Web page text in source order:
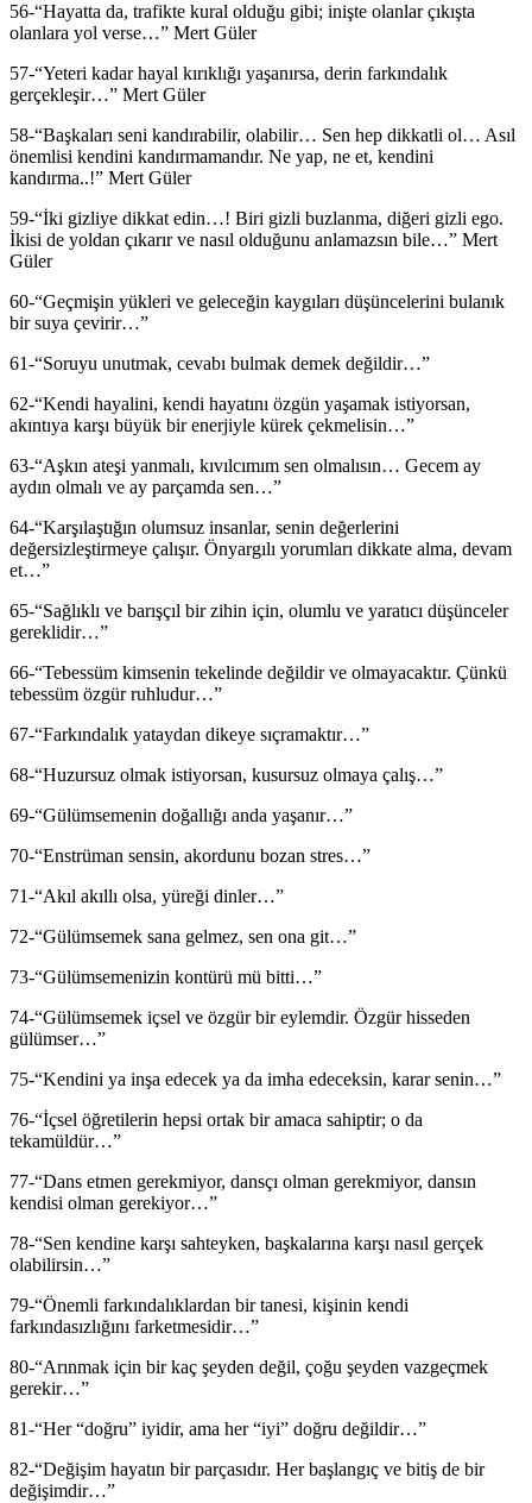
56-“Hayatta da, trafikte kural olduğu gibi; inişte olanlar çıkışta
olanlara yol verse…” Mert Güler
57-“Yeteri kadar hayal kırıklığı yaşanırsa, derin farkındalık
gerçekleşir…” Mert Güler
58-“Başkaları seni kandırabilir, olabilir… Sen hep dikkatli ol… Asıl
önemlisi kendini kandırmamandır. Ne yap, ne et, kendini
kandırma..!” Mert Güler
59-“İki gizliye dikkat edin…! Biri gizli buzlanma, diğeri gizli ego.
İkisi de yoldan çıkarır ve nasıl olduğunu anlamazsın bile…” Mert
Güler
60-“Geçmişin yükleri ve geleceğin kaygıları düşüncelerini bulanık
bir suya çevirir…”
61-“Soruyu unutmak, cevabı bulmak demek değildir…”
62-“Kendi hayalini, kendi hayatını özgün yaşamak istiyorsan,
akıntıya karşı büyük bir enerjiyle kürek çekmelisin…”
63-“Aşkın ateşi yanmalı, kıvılcımım sen olmalısın… Gecem ay
aydın olmalı ve ay parçamda sen…”
64-“Karşılaştığın olumsuz insanlar, senin değerlerini
değersizleştirmeye çalışır. Önyargılı yorumları dikkate alma, devam
et…”
65-“Sağlıklı ve barışçıl bir zihin için, olumlu ve yaratıcı düşünceler
gereklidir…”
66-“Tebessüm kimsenin tekelinde değildir ve olmayacaktır. Çünkü
tebessüm özgür ruhludur…”
67-“Farkındalık yataydan dikeye sıçramaktır…”
68-“Huzursuz olmak istiyorsan, kusursuz olmaya çalış…”
69-“Gülümsemenin doğallığı anda yaşanır…”
70-“Enstrüman sensin, akordunu bozan stres…”
71-“Akıl akıllı olsa, yüreği dinler…”
72-“Gülümsemek sana gelmez, sen ona git…”
73-“Gülümsemenizin kontürü mü bitti…”
74-“Gülümsemek içsel ve özgür bir eylemdir. Özgür hisseden
gülümser…”
75-“Kendini ya inşa edecek ya da imha edeceksin, karar senin…”
76-“İçsel öğretilerin hepsi ortak bir amaca sahiptir; o da
tekamüldür…”
77-“Dans etmen gerekmiyor, dansçı olman gerekmiyor, dansın
kendisi olman gerekiyor…”
78-“Sen kendine karşı sahteyken, başkalarına karşı nasıl gerçek
olabilirsin…”
79-“Önemli farkındalıklardan bir tanesi, kişinin kendi
farkındasızlığını farketmesidir…”
80-“Arınmak için bir kaç şeyden değil, çoğu şeyden vazgeçmek
gerekir…”
81-“Her “doğru” iyidir, ama her “iyi” doğru değildir…”
82-“Değişim hayatın bir parçasıdır. Her başlangıç ve bitiş de bir
değişimdir…”